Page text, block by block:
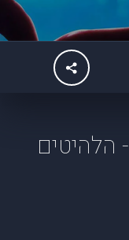
הלהיטים